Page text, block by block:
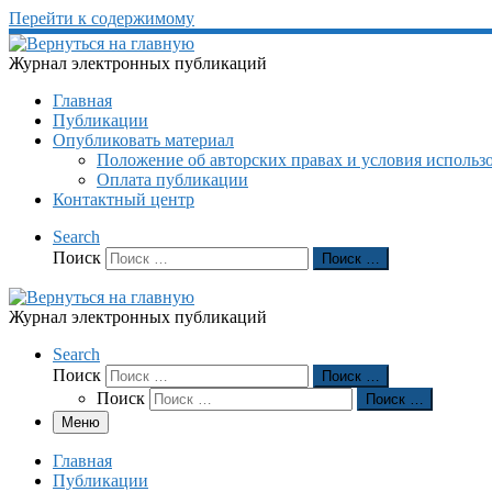
Перейти к содержимому
Журнал электронных публикаций
Главная
Публикации
Опубликовать материал
Положение об авторских правах и условия
Оплата публикации
Контактный центр
Search
Поиск
Поиск …
Журнал электронных публикаций
Search
Поиск
Поиск …
Поиск
Поиск …
Меню
Главная
Публикации